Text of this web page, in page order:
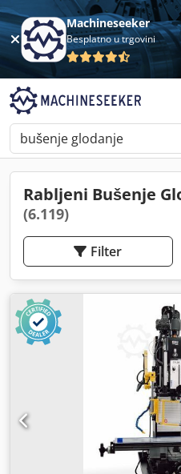
Machineseeker
Besplatno u trgovini
Rabljeni Bušenje
(6.119)
Filter